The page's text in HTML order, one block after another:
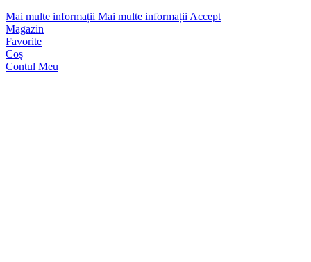
Mai multe informații Mai multe informațiiAccept
Magazin
Favorite
Coș
Contul Meu